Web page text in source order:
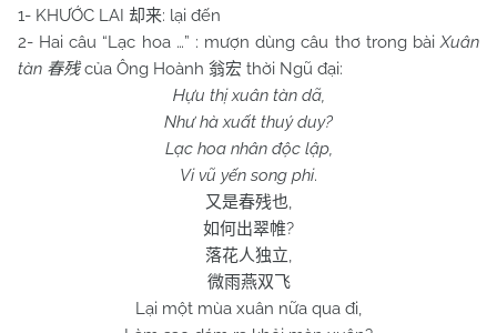
1- KHƯỚC LAI 却来: lại đến
2- Hai câu “Lạc hoa …” : mượn dùng câu thơ trong bàiXuân
tàn 春残của Ông Hoành 翁宏 thời Ngũ đại:
Hựu thị xuân tàn dã,
Như hà xuất thuý duy?
Lạc hoa nhân độc lập,
Vi vũ yến song phi.
又是春残也,
如何出翠帷?
落花人独立,
微雨燕双飞
Lại một mùa xuân nữa qua đi,